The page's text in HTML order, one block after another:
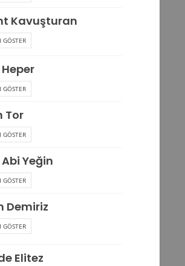
Kavuşturan
GÖSTER
GÖSTER
Tor
GÖSTER
Yeğin
GÖSTER
Demiriz
GÖSTER
Elitez